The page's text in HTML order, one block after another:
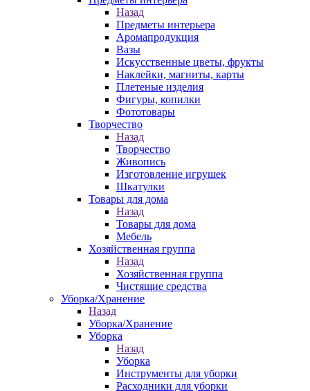
Назад
Предметы интерьера
Аромапродукция
Вазы
Искусственные цветы, фрукты
Наклейки, магниты, карты
Плетеные изделия
Фигуры, копилки
Фототовары
Творчество
Назад
Творчество
Живопись
Изготовление игрушек
Шкатулки
Товары для дома
Назад
Товары для дома
Мебель
Хозяйственная группа
Назад
Хозяйственная группа
Чистящие средства
Уборка/Хранение
Назад
Уборка/Хранение
Уборка
Назад
Уборка
Инструменты для уборки
Расходники для уборки